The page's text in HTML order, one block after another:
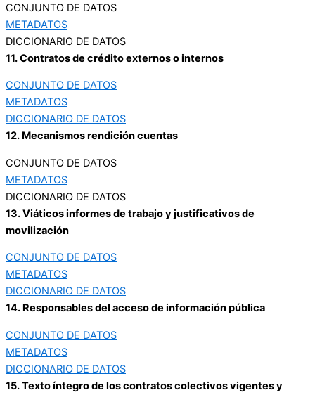
CONJUNTO DE DATOS
METADATOS
DICCIONARIO DE DATOS
11. Contratos de crédito externos o internos
CONJUNTO DE DATOS
METADATOS
DICCIONARIO DE DATOS
12. Mecanismos rendición cuentas
CONJUNTO DE DATOS
METADATOS
DICCIONARIO DE DATOS
13. Viáticos informes de trabajo y justificativos de
movilización
CONJUNTO DE DATOS
METADATOS
DICCIONARIO DE DATOS
14. Responsables del acceso de información pública
CONJUNTO DE DATOS
METADATOS
DICCIONARIO DE DATOS
15. Texto íntegro de los contratos colectivos vigentes y